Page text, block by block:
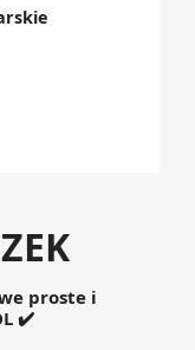
proste i
✔️